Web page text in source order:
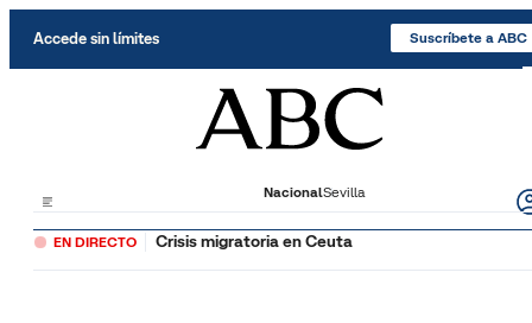
Accede sin límites Suscríbete a ABC
NacionalSevilla
EN DIRECTO Crisis migratoria en Ceuta